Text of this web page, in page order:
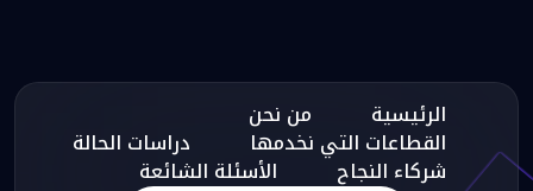
الرئيسية من نحن
القطاعات التي نخدمها دراسات الحالة
شركاء النجاح
الأسئلة الشائعة